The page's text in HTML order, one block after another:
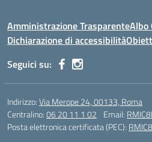
Amministrazione TrasparenteAlbo
Dichiarazione di accessibilità
Seguici su:
Indirizzo:Via Merope 24, 00133, Roma
Centralino:06 20 11 1 02 Email:
Posta elettronica certificata (PEC):